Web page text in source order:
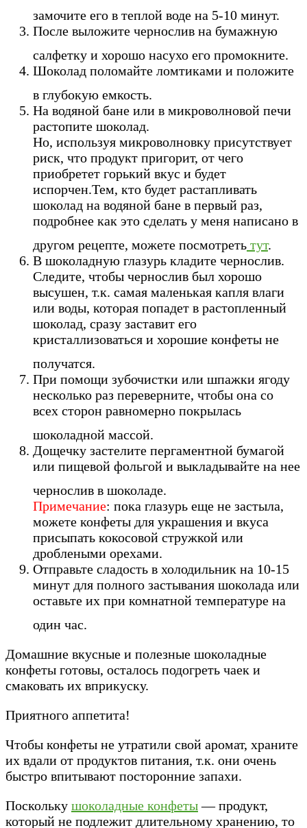
замочите его в теплой воде на 5-10 минут.
После выложите чернослив на бумажную
салфетку и хорошо насухо его промокните.
Шоколад поломайте ломтиками и положите
в глубокую емкость.
На водяной бане или в микроволновой печи
растопите шоколад.
Но, используя микроволновку присутствует
риск, что продукт пригорит, от чего
приобретет горький вкус и будет
испорчен.Тем, кто будет растапливать
шоколад на водяной бане в первый раз,
подробнее как это сделать у меня написано в
другом рецепте, можете посмотреть тут.
В шоколадную глазурь кладите чернослив.
Следите, чтобы чернослив был хорошо
высушен, т.к. самая маленькая капля влаги
или воды, которая попадет в растопленный
шоколад, сразу заставит его
кристаллизоваться и хорошие конфеты не
получатся.
При помощи зубочистки или шпажки ягоду
несколько раз переверните, чтобы она со
всех сторон равномерно покрылась
шоколадной массой.
Дощечку застелите пергаментной бумагой
или пищевой фольгой и выкладывайте на нее
чернослив в шоколаде.
Примечание: пока глазурь еще не застыла,
можете конфеты для украшения и вкуса
присыпать кокосовой стружкой или
дроблеными орехами.
Отправьте сладость в холодильник на 10-15
минут для полного застывания шоколада или
оставьте их при комнатной температуре на
один час.
Домашние вкусные и полезные шоколадные
конфеты готовы, осталось подогреть чаек и
смаковать их вприкуску.
Приятного аппетита!
Чтобы конфеты не утратили свой аромат, храните
их вдали от продуктов питания, т.к. они очень
быстро впитывают посторонние запахи.
Поскольку шоколадные конфеты— продукт,
который не подлежит длительному хранению, то